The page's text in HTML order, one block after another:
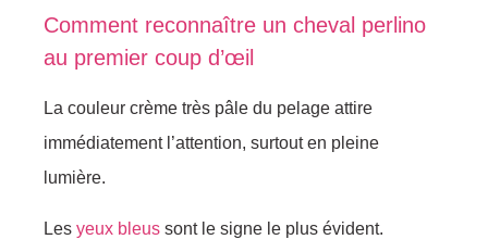
Comment reconnaître un cheval perlino
au premier coup d’œil
La couleur crème très pâle du pelage attire
immédiatement l’attention, surtout en pleine
lumière.
Les yeux bleus sont le signe le plus évident.